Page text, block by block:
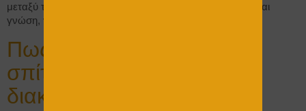
μεταξύ τους. Όμως δεν είναι ‘έτσι , χρειάζεται εμπειρία και
γνώση, για να επιλέξετε και να συνδυάσετε […]
Πως να προστατέψετε το
σπίτι σας, όταν πάτε
διακοπές